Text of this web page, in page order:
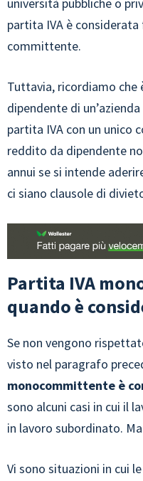
partita IVA è considerata
committente.
Tuttavia, ricordiamo che
dipendente di
partita IVA con un unico
reddito da dipendente
annui se si intende
ci siano clausole di
Partita IVA
quando è
Se non vengono
visto nel paragrafo
monocommittente è
sono alcuni casi in cui il
in lavoro subordinato.
Vi sono situazioni in cui